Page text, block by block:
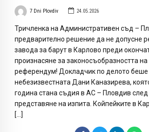
7 Dni Plovdiv 24.05.2026
Тричленка на Административен съд –
предварително решение да не допусне
завода за барут в Карлово преди
произнасяне за законосъобразността
референдум! Докладчик по делото беше
небезизвестната Дани Каназирева,
година стана съдия в АС – Пловдив
представяне на изпита. Койпейките в
[…]